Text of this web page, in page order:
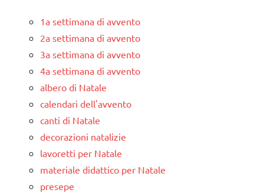
1a settimana di avvento
2a settimana di avvento
3a settimana di avvento
4a settimana di avvento
albero di Natale
calendari dell'avvento
canti di Natale
decorazioni natalizie
lavoretti per Natale
materiale didattico per Natale
presepe